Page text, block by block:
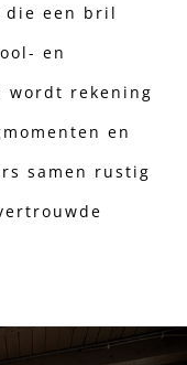
een bril
en
rekening
en
samen rustig